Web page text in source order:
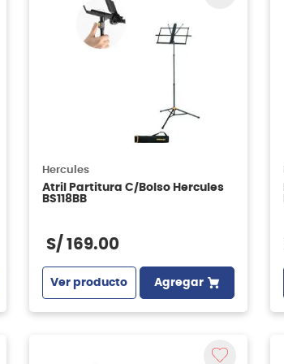
Hercules
Atril Partitura C/Bolso Hercules
BS118BB
S/ 169.00
Ver producto Agregar